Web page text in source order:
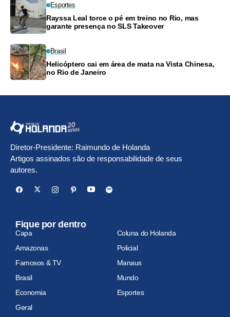
Esportes
Rayssa Leal torce o pé em treino no Rio, mas
garante presença no SLS Takeover
Brasil
Helicóptero cai em área de mata na Vista Chinesa,
no Rio de Janeiro
Diretor-Presidente: Raimundo de Holanda
Artigos assinados são de responsabilidade de seus
autores.
Fique por dentro
Capa
Coluna do Holanda
Amazonas
Policial
Famosos & TV
Manaus
Brasil
Mundo
Economia
Esportes
Geral